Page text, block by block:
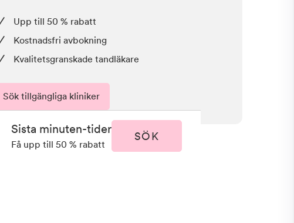
Upp till 50 % rabatt
Kostnadsfri avbokning
Kvalitetsgranskade tandläkare
Sök tillgängliga kliniker
Sista minuten-tider
Få upp till 50 % rabatt
SÖK